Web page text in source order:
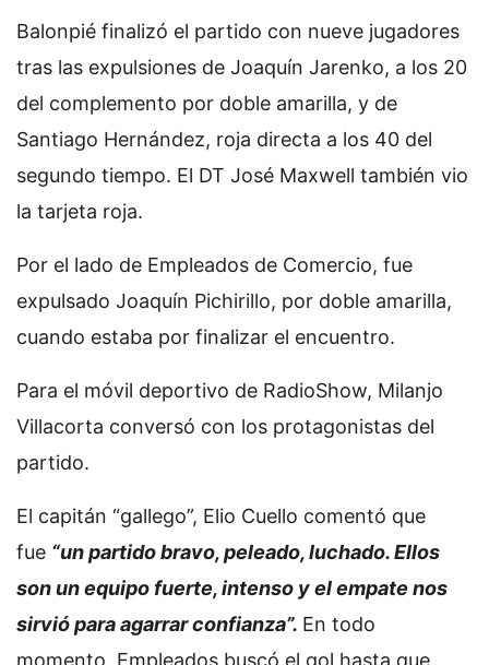
Balonpié finalizó el partido con nueve jugadores
tras las expulsiones de Joaquín Jarenko, a los 20
del complemento por doble amarilla, y de
Santiago Hernández, roja directa a los 40 del
segundo tiempo. El DT José Maxwell también vio
la tarjeta roja.
Por el lado de Empleados de Comercio, fue
expulsado Joaquín Pichirillo, por doble amarilla,
cuando estaba por finalizar el encuentro.
Para el móvil deportivo de RadioShow, Milanjo
Villacorta conversó con los protagonistas del
partido.
El capitán “gallego”, Elio Cuello comentó que
fue “un partido bravo, peleado, luchado. Ellos
son un equipo fuerte, intenso y el empate nos
sirvió para agarrar confianza”. En todo
momento, Empleados buscó el gol hasta que